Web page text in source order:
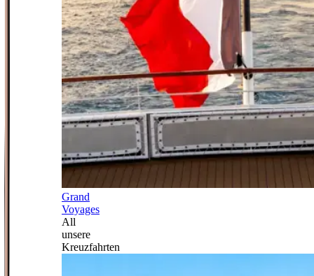
Grand
Voyages
All
unsere
Kreuzfahrten